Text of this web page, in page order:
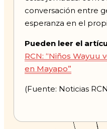
conversación entre
esperanza en el
Pueden leer el
RCN: “Niños
en Mayapo”
(Fuente: Noticias